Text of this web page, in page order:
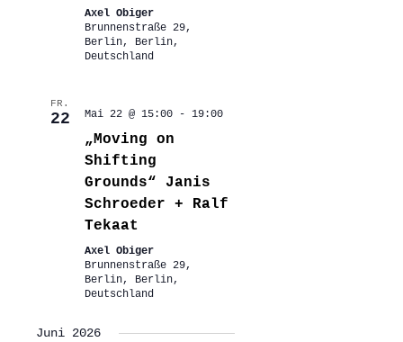
Axel Obiger
Brunnenstraße 29,
Berlin, Berlin,
Deutschland
FR.
22 Mai 22 @ 15:00- 19:00
„Moving on
Shifting
Grounds“ Janis
Schroeder + Ralf
Tekaat
Axel Obiger
Brunnenstraße 29,
Berlin, Berlin,
Deutschland
Juni 2026